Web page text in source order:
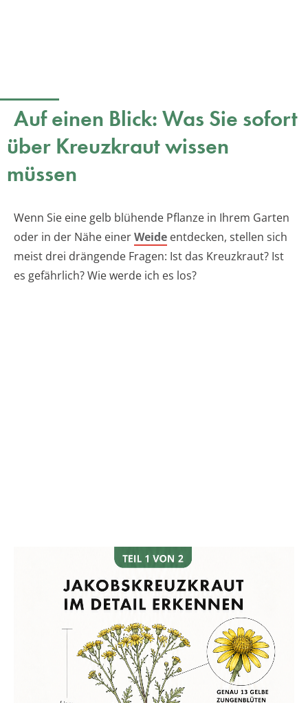
Auf einen Blick: Was Sie sofort
über Kreuzkraut wissen
müssen
Wenn Sie eine gelb blühende Pflanze in Ihrem Garten
oder in der Nähe einerWeide entdecken, stellen sich
meist drei drängende Fragen: Ist das Kreuzkraut? Ist
es gefährlich? Wie werde ich es los?